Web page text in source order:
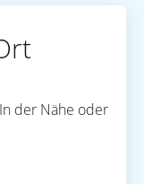
der Nähe oder